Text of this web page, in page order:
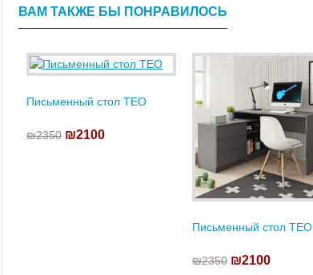
ВАМ ТАКЖЕ БЫ ПОНРАВИЛОСЬ
Письменный стол TEO
₪2350 ₪2100
Письменный стол TEO
₪2350 ₪2100